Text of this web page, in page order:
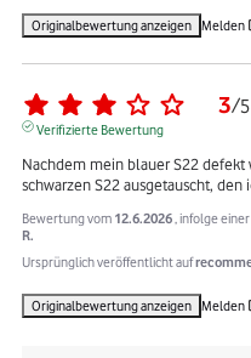
Originalbewertung anzeigen Melden
3/5
Verifizierte Bewertung
Nachdem mein blauer S22
schwarzen S22 ausgetauscht,
Bewertung vom 12.6.2026 , infolge
R.
Ursprünglich veröffentlicht auf
Originalbewertung anzeigen Melden